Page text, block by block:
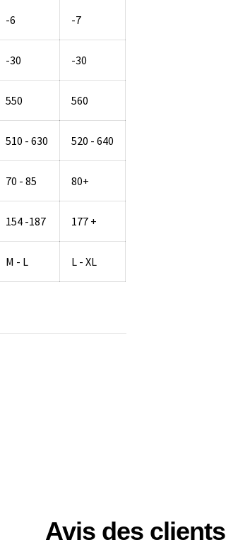
-6 -7
-30 -30
550 560
510 - 630 520 - 640
70 - 85 80+
154 -187 177 +
M - L L - XL
Avis des clients